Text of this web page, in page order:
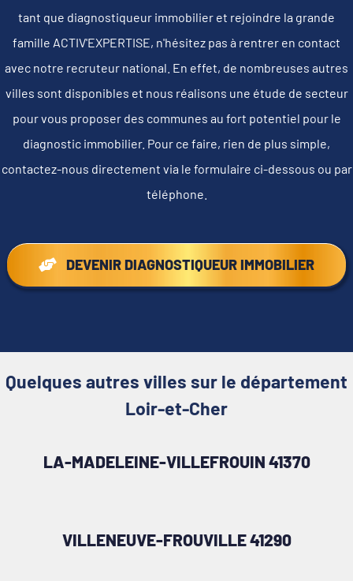
tant que diagnostiqueur immobilier et rejoindre la grande
famille ACTIV'EXPERTISE, n'hésitez pas à rentrer en contact
avec notre recruteur national. En effet, de nombreuses autres
villes sont disponibles et nous réalisons une étude de secteur
pour vous proposer des communes au fort potentiel pour le
diagnostic immobilier. Pour ce faire, rien de plus simple,
contactez-nous directement via le formulaire ci-dessous ou par
téléphone.
DEVENIR DIAGNOSTIQUEUR IMMOBILIER
Quelques autres villes sur le département
Loir-et-Cher
LA-MADELEINE-VILLEFROUIN 41370
VILLENEUVE-FROUVILLE 41290